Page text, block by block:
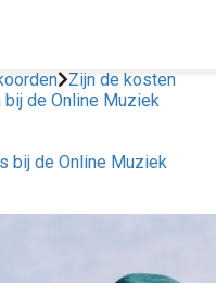
Zijn de kosten
bij de Online Muziek
bij de Online Muziek